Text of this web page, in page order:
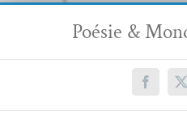
Passer
contenu
Poésie &
X